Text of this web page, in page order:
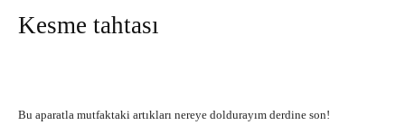
Kesme tahtası
Bu aparatla mutfaktaki artıkları nereye doldurayım derdine son!